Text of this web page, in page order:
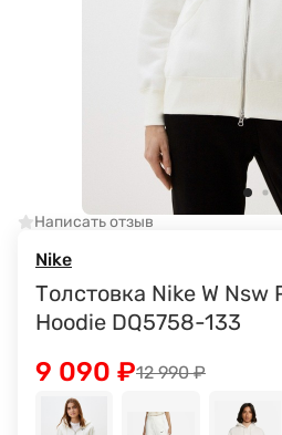
Написать отзыв
Nike
Толстовка Nike W Nsw
Hoodie DQ5758-133
12 990₽
9 090 ₽